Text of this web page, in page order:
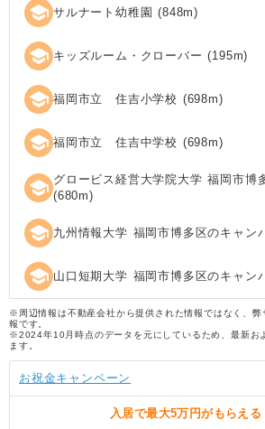
school サルナート幼稚園 (848m)
school キッズルーム・クローバー (195m)
school 福岡市立 住吉小学校 (698m)
school 福岡市立 住吉中学校 (698m)
school グロービス経営大学院大学 福岡市博
(680m)
school 九州情報大学 福岡市博多区のキャン
school 山口短期大学 福岡市博多区のキャン
※周辺情報は不動産会社から提供された情報ではなく、弊
報です。
※2024年10月時点のデータを元にしているため、最新お
ます。
お祝金キャンペーン
入居で最大5万円がもらえる